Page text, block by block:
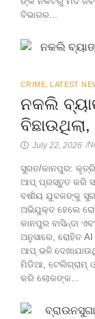
ବିଭାଗର...
CRIME LATEST
ନକଲି
July 22, 2026 /
ସୁରତ/କାନପୁର:
ଆପ୍ ପ୍ରସ୍ତୁତ କରି
ବର୍ଷୀୟ ଯୁବକଙ୍କୁ
ଅଭିଯୁକ୍ତ ହେଲେ
କାନପୁର ବାସିନ୍ଦା
ଅନୁସାରେ, ରୋହିତ
ଆପ୍ ଭଳି
ମିଡିଆ, ଟେଲିଗ୍ରାମ୍
କରି ଲୋକଙ୍କ...